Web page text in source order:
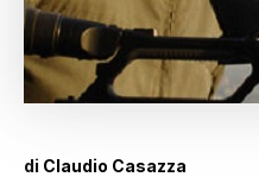
di Claudio Casazza